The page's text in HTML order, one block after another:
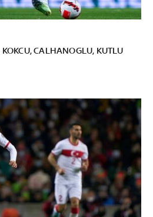
CALHANOGLU, KUTLU